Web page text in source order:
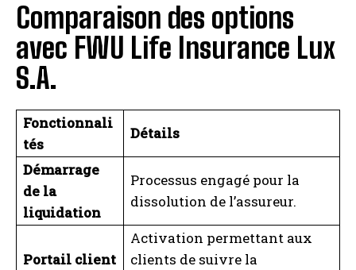
Comparaison des options
avec FWU Life Insurance Lux
S.A.
Fonctionnali
tés
Détails
Démarrage
de la
liquidation
Processus engagé pour la
dissolution de l’assureur.
Portail client
Activation permettant aux
clients de suivre la